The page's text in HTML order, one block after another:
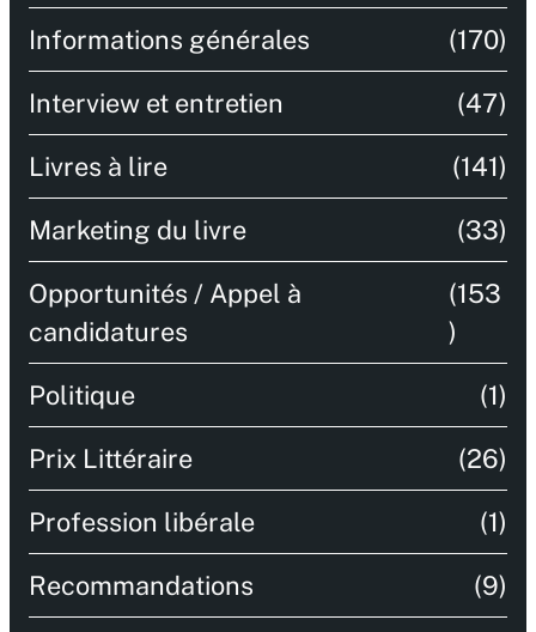
Informations générales (170)
Interview et entretien (47)
Livres à lire (141)
Marketing du livre (33)
Opportunités / Appel à
candidatures
(153
)
Politique (1)
Prix Littéraire (26)
Profession libérale (1)
Recommandations (9)